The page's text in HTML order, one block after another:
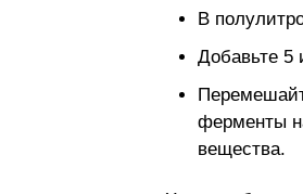
В
Добавьте 5
ферменты
вещества.